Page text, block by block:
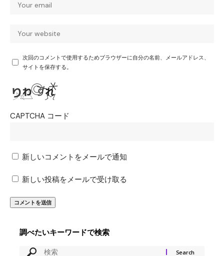
次回のコメントで使用するためブラウザーに自分の名前、メールアドレス、
サイトを保存する。
CAPTCHA コード
新しいコメントをメールで通知
新しい投稿をメールで受け取る
調べたいキーワードで検索